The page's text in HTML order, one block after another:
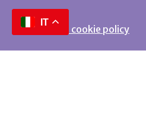
Privacy e cookie policy
IT